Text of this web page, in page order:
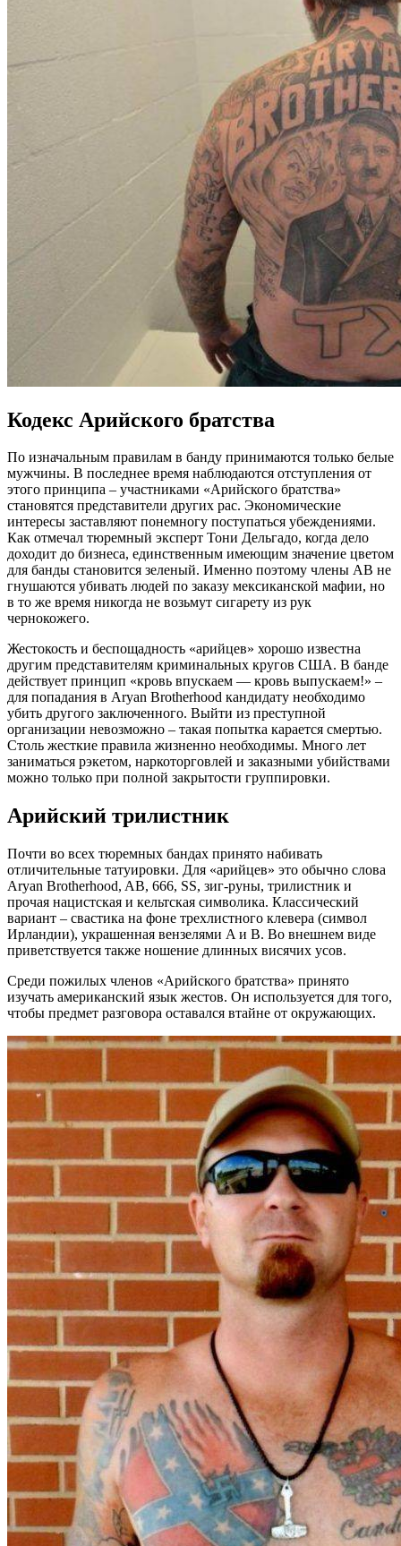
Кодекс Арийского братства
По изначальным правилам в банду принимаются только белые
мужчины. В последнее время наблюдаются отступления от
этого принципа – участниками «Арийского братства»
становятся представители других рас. Экономические
интересы заставляют понемногу поступаться убеждениями.
Как отмечал тюремный эксперт Тони Дельгадо, когда дело
доходит до бизнеса, единственным имеющим значение цветом
для банды становится зеленый. Именно поэтому члены AB не
гнушаются убивать людей по заказу мексиканской мафии, но
в то же время никогда не возьмут сигарету из рук
чернокожего.
Жестокость и беспощадность «арийцев» хорошо известна
другим представителям криминальных кругов США. В банде
действует принцип «кровь впускаем — кровь выпускаем!» –
для попадания в Aryan Brotherhood кандидату необходимо
убить другого заключенного. Выйти из преступной
организации невозможно – такая попытка карается смертью.
Столь жесткие правила жизненно необходимы. Много лет
заниматься рэкетом, наркоторговлей и заказными убийствами
можно только при полной закрытости группировки.
Арийский трилистник
Почти во всех тюремных бандах принято набивать
отличительные татуировки. Для «арийцев» это обычно слова
Aryan Brotherhood, AB, 666, SS, зиг-руны, трилистник и
прочая нацистская и кельтская символика. Классический
вариант – свастика на фоне трехлистного клевера (символ
Ирландии), украшенная вензелями A и B. Во внешнем виде
приветствуется также ношение длинных висячих усов.
Среди пожилых членов «Арийского братства» принято
изучать американский язык жестов. Он используется для того,
чтобы предмет разговора оставался втайне от окружающих.